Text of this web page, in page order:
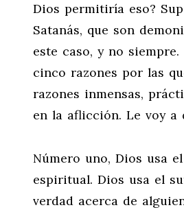
Dios permitiría eso?
Satanás, que son
este caso, y no
cinco razones por las
razones inmensas,
en la aflicción. Le voy a
Número uno, Dios usa
espiritual. Dios usa el
verdad acerca de